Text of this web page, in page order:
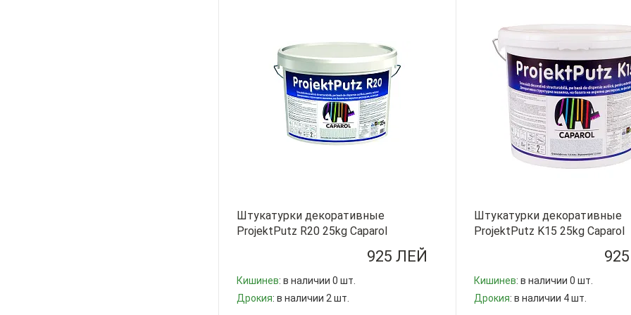
Штукатурки декоративные
ProjektPutz R20 25kg Caparol
925 ЛЕЙ
Кишинев: в наличии 0 шт.
Дрокия: в наличии 2 шт.
Штукатурки декоративные
ProjektPutz K15 25kg Caparol
Кишинев: в наличии 0 шт.
Дрокия: в наличии 4 шт.